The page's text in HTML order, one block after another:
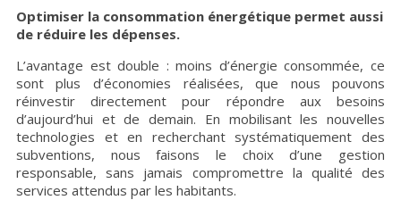
Optimiser la consommation énergétique permet aussi
de réduire les dépenses.
L’avantage est double : moins d’énergie consommée, ce
sont plus d’économies réalisées, que nous pouvons
réinvestir directement pour répondre aux besoins
d’aujourd’hui et de demain. En mobilisant les nouvelles
technologies et en recherchant systématiquement des
subventions, nous faisons le choix d’une gestion
responsable, sans jamais compromettre la qualité des
services attendus par les habitants.